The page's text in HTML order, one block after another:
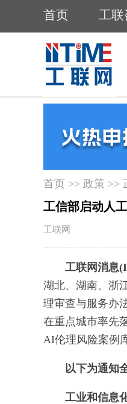
首页 >> 政策 >>
工信部启动人
工联网
工联网消息
湖北、湖南、浙
理审查与服务办
在重点城市率先
AI伦理风险案例
以下为通知
工业和信息